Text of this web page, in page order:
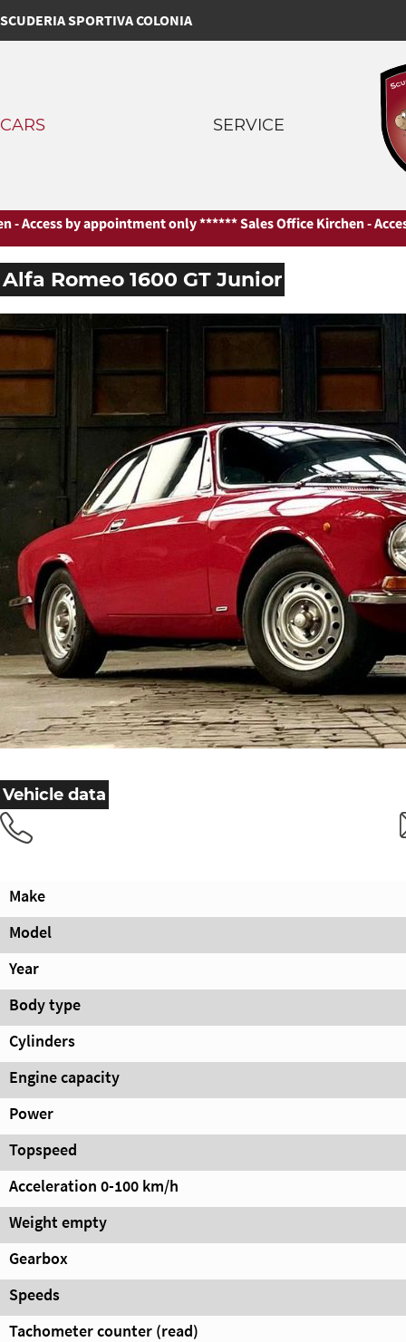
SCUDERIA SPORTIVA COLONIA
CARS SERVICE
only ****** Sales Office Kirchen - Access by appointment only
Alfa Romeo 1600 GT Junior
Vehicle data
Make
Model
Year
Body type
Cylinders
Engine capacity
Power
Topspeed
Acceleration 0-100 km/h
Weight empty
Gearbox
Speeds
Tachometer counter (read)